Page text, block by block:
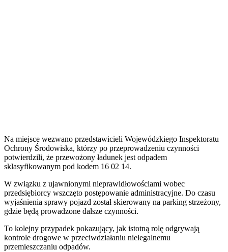
Na miejsce wezwano przedstawicieli Wojewódzkiego Inspektoratu
Ochrony Środowiska, którzy po przeprowadzeniu czynności
potwierdzili, że przewożony ładunek jest odpadem
sklasyfikowanym pod kodem 16 02 14.
W związku z ujawnionymi nieprawidłowościami wobec
przedsiębiorcy wszczęto postępowanie administracyjne. Do czasu
wyjaśnienia sprawy pojazd został skierowany na parking strzeżony,
gdzie będą prowadzone dalsze czynności.
To kolejny przypadek pokazujący, jak istotną rolę odgrywają
kontrole drogowe w przeciwdziałaniu nielegalnemu
przemieszczaniu odpadów.